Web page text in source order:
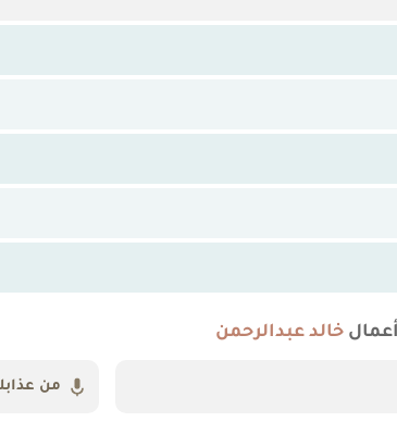
خالد عبدالرحمن
من